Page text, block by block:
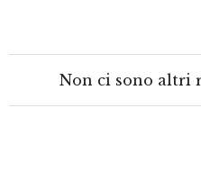
Non ci sono altri